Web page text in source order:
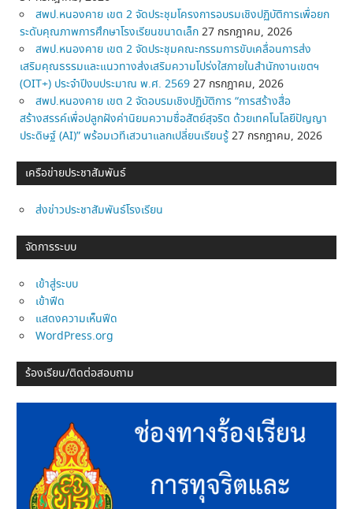
สพป.หนองคาย เขต 2 จัดประชุมโครงการอบรมเชิงปฏิบัติการเพื่อยก
ระดับคุณภาพการศึกษาโรงเรียนขนาดเล็ก 27 กรกฎาคม, 2026
สพป.หนองคาย เขต 2 จัดประชุมคณะกรรมการขับเคลื่อนการส่ง
เสริมคุณธรรมและแนวทางส่งเสริมความโปร่งใสภายในสำนักงานเขตฯ
(OIT+) ประจำปีงบประมาณ พ.ศ. 2569 27 กรกฎาคม, 2026
สพป.หนองคาย เขต 2 จัดอบรมเชิงปฏิบัติการ “การสร้างสื่อ
สร้างสรรค์เพื่อปลูกฝังค่านิยมความซื่อสัตย์สุจริต ด้วยเทคโนโลยีปัญญา
ประดิษฐ์ (AI)” พร้อมเวทีเสวนาแลกเปลี่ยนเรียนรู้ 27 กรกฎาคม, 2026
เครือข่ายประชาสัมพันธ์
ส่งข่าวประชาสัมพันธ์โรงเรียน
จัดการระบบ
เข้าสู่ระบบ
เข้าฟีด
แสดงความเห็นฟีด
WordPress.org
ร้องเรียน/ติดต่อสอบถาม